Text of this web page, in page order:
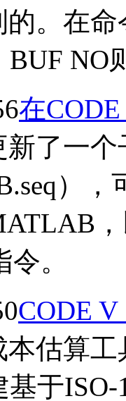
。在
NO
在
了一个
），
。
CODE
估算工
基于